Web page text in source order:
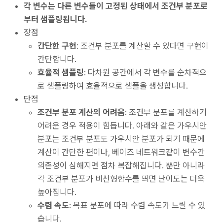
각 변수는 다른 변수들이 고정된 상태에서 조건부 분포로
부터 샘플링됩니다.
장점
간단한 구현: 조건부 분포를 계산할 수 있다면 구현이
간단합니다.
효율적 샘플링: 다차원 공간에서 각 변수를 순차적으
로 샘플링하여 효율적으로 샘플을 생성합니다.
단점
조건부 분포 계산의 어려움: 조건부 분포를 계산하기
어려운 경우 적용이 힘듭니다. 아래와 같은 가우시안
분포는 조건부 분포도 가우시안 분포가 되기 때문에
계산이 간단한 편이나, 베이즈 네트워크같이 변수간
의존성이 심해지면 점차 복잡해집니다. 뿐만 아니라
각 조건부 분포가 비선형함수를 띄면 난이도는 더욱
높아집니다.
수렴 속도: 목표 분포에 따라 수렴 속도가 느릴 수 있
습니다.